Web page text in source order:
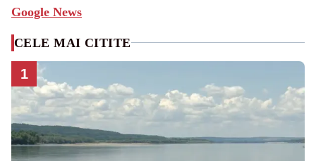
Google News
CELE MAI CITITE
1